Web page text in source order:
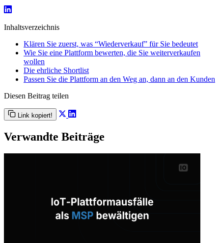
Inhaltsverzeichnis
Klären Sie zuerst, was “Wiederverkauf” für Sie bedeutet
Wie Sie eine Plattform bewerten, die Sie weiterverkaufen
wollen
Die ehrliche Shortlist
Passen Sie die Plattform an den Weg an, dann an den Kunden
Diesen Beitrag teilen
Link kopiert!
Verwandte Beiträge